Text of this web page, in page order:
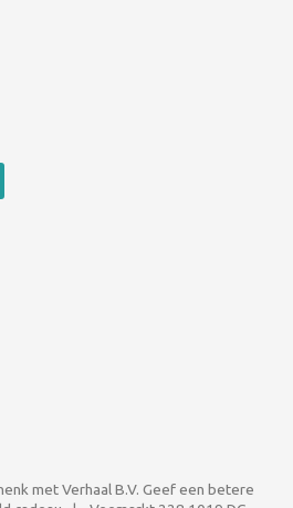
met Verhaal B.V. Geef een betere